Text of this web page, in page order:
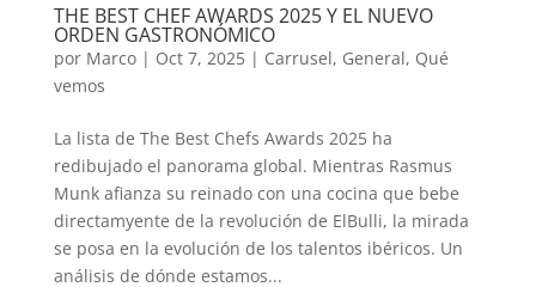
THE BEST CHEF AWARDS 2025 Y EL NUEVO
ORDEN GASTRONÓMICO
por Marco| Oct 7, 2025| Carrusel, General, Qué
vemos
La lista de The Best Chefs Awards 2025 ha
redibujado el panorama global. Mientras Rasmus
Munk afianza su reinado con una cocina que bebe
directamyente de la revolución de ElBulli, la mirada
se posa en la evolución de los talentos ibéricos. Un
análisis de dónde estamos...